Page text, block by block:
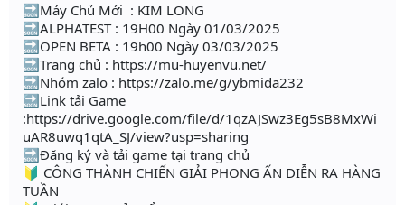
🔜Máy Chủ Mới : KIM LONG
🔜ALPHATEST : 19H00 Ngày 01/03/2025
🔜OPEN BETA : 19h00 Ngày 03/03/2025
🔜Trang chủ : https://mu-huyenvu.net/
🔜Nhóm zalo : https://zalo.me/g/ybmida232
🔜Link tải Game
:https://drive.google.com/file/d/1qzAJSwz3Eg5sB8MxWi
uAR8uwq1qtA_SJ/view?usp=sharing
🔜Đăng ký và tải game tại trang chủ
🔰 CÔNG THÀNH CHIẾN GIẢI PHONG ẤN DIỄN RA HÀNG
TUẦN